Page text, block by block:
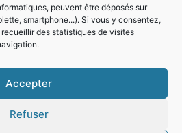
peuvent être déposés sur
smartphone...). Si vous y consentez,
des statistiques de visites
Accepter
Refuser
de la mairie